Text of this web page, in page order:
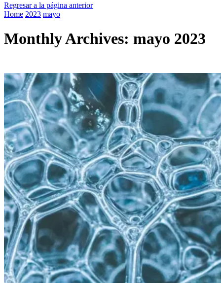
Regresar a la página anterior
Home 2023 mayo
Monthly Archives: mayo 2023